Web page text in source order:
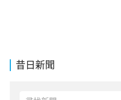
昔日新聞